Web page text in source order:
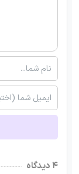
۴ دیدگاه